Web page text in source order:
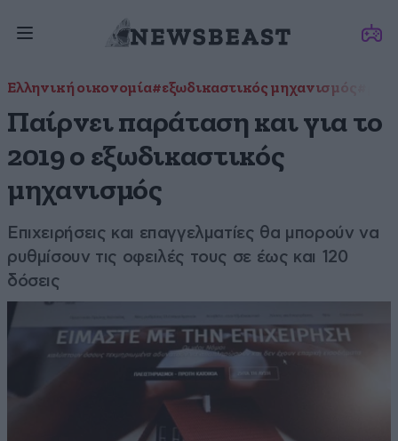
Ελληνική οικονομία#εξωδικαστικός μηχανισμός
Παίρνει παράταση και για το
2019 ο εξωδικαστικός
μηχανισμός
Επιχειρήσεις και επαγγελματίες θα μπορούν να
ρυθμίσουν τις οφειλές τους σε έως και 120
δόσεις